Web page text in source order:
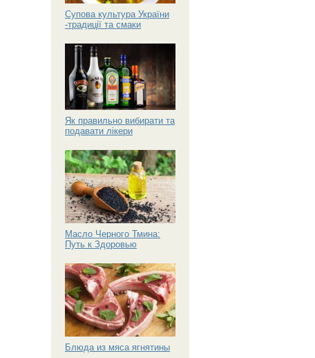
Супова культура України
-традиції та смаки
Як правильно вибирати та
подавати лікери
Масло Черного Тмина:
Путь к Здоровью
Блюда из мяса ягнятины